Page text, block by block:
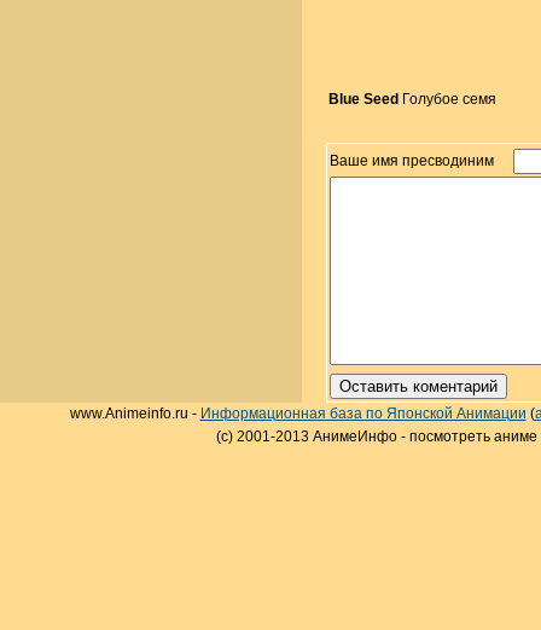
Blue Seed Голубое семя
Ваше имя пресводиним
www.Animeinfo.ru - Информационная база по Японской Анимации (
(c) 2001-2013 АнимеИнфо - посмотреть аниме